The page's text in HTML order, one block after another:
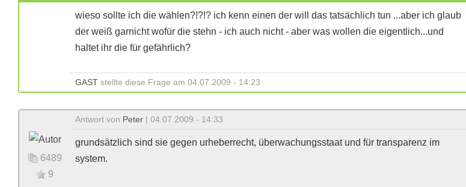
wieso sollte ich die wählen?!?!? ich kenn einen der will das tatsächlich tun ...aber ich glaub
der weiß garnicht wofür die stehn - ich auch nicht - aber was wollen die eigentlich...und
haltet ihr die für gefährlich?
GAST stellte diese Frage am 04.07.2009 - 14:23
6489
9
Antwort von Peter | 04.07.2009 - 14:33
grundsätzlich sind sie gegen urheberrecht, überwachungsstaat und für transparenz im
system.